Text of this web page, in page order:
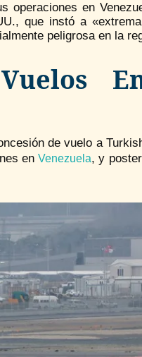
operaciones en
que instó a
peligrosa en la
de vuelo a
enVenezuela, y